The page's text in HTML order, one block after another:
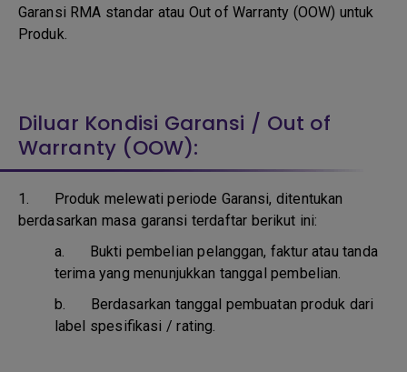
Garansi RMA standar atau Out of Warranty (OOW) untuk
Produk.
Diluar Kondisi Garansi / Out of
Warranty (OOW):
1. Produk melewati periode Garansi, ditentukan
berdasarkan masa garansi terdaftar berikut ini:
a. Bukti pembelian pelanggan, faktur atau tanda
terima yang menunjukkan tanggal pembelian.
b. Berdasarkan tanggal pembuatan produk dari
label spesifikasi / rating.